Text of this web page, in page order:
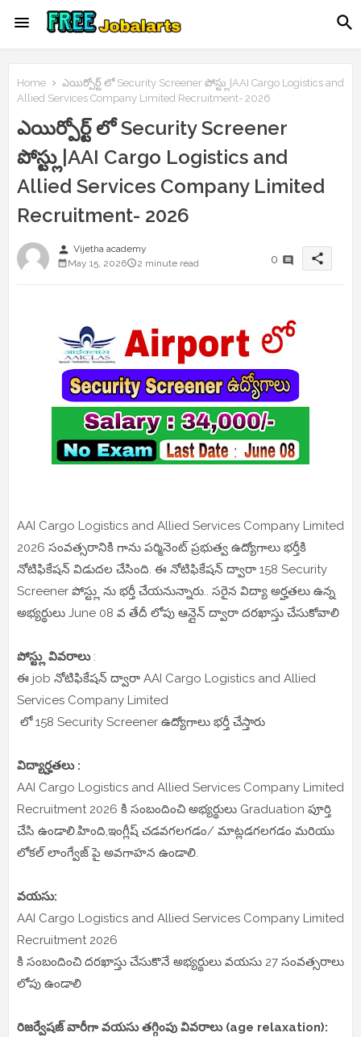
Home
ఎయిర్పోర్ట్ లో Security Screener పోస్ట్లు|AAI Cargo Logistics and
Allied Services Company Limited Recruitment- 2026
ఎయిర్పోర్ట్ లో Security Screener
పోస్ట్లు|AAI Cargo Logistics and
Allied Services Company Limited
Recruitment- 2026
person Vijetha academy
May 15, 2026
2 minute read 0 share
AAI Cargo Logistics and Allied Services Company Limited
2026 సంవత్సరానికి గాను పర్మినెంట్ ప్రభుత్వ ఉద్యోగాలు భర్తీకి
నోటిఫికేషన్ విడుదల చేసింది. ఈ నోటిఫికేషన్ ద్వారా 158 Security
Screener పోస్ట్లు ను భర్తీ చేయనున్నారు.. సరైన విద్యా అర్హతలు ఉన్న
అభ్యర్థులు June 08 వ తేదీ లోపు ఆన్లైన్ ద్వారా దరఖాస్తు చేసుకోవాలి
పోస్ట్లు వివరాలు:
ఈ job నోటిఫికేషన్ ద్వారా AAI Cargo Logistics and Allied
Services Company Limited
లో 158 Security Screener ఉద్యోగాలు భర్తీ చేస్తారు
విద్యార్హతలు :
AAI Cargo Logistics and Allied Services Company Limited
Recruitment 2026 కి సంబందించి అభ్యర్థులు Graduation పూర్తి
చేసి ఉండాలి.హింది,ఇంగ్లీష్ చడవగలగడం/ మాట్లడగలగడం మరియు
లోకల్ లాంగ్వేజ్ పై అవగాహన ఉండాలి.
వయసు:
AAI Cargo Logistics and Allied Services Company Limited
Recruitment 2026
కి సంబందించి దరఖాస్తు చేసుకొనే అభ్యర్థులు వయసు 27 సంవత్సరాలు
లోపు ఉండాలి
రిజర్వేషజ్ వారీగా వయసు తగ్గింపు వివరాలు (age relaxation):